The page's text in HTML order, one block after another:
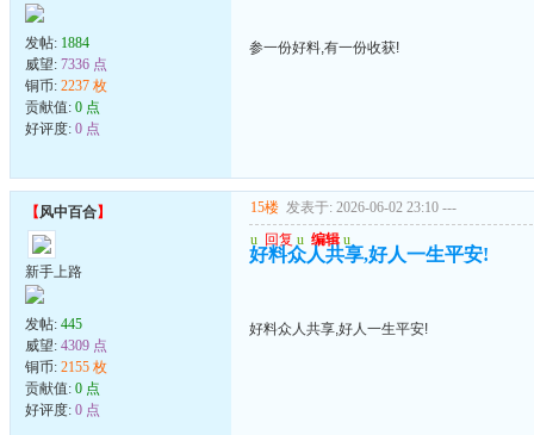
发帖: 1884
威望: 7336 点
铜币: 2237 枚
贡献值: 0 点
好评度: 0 点
参一份好料,有一份收获!
【风中百合】
新手上路
发帖: 445
威望: 4309 点
铜币: 2155 枚
贡献值: 0 点
好评度: 0 点
15楼 发表于: 2026-06-02 23:10 ---
u 回复 u 编辑 u
好料众人共享,好人一生平安!
好料众人共享,好人一生平安!